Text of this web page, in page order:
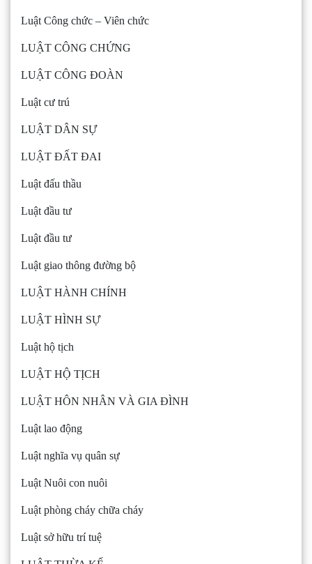
Luật Công chức – Viên chức
LUẬT CÔNG CHỨNG
LUẬT CÔNG ĐOÀN
Luật cư trú
LUẬT DÂN SỰ
LUẬT ĐẤT ĐAI
Luật đấu thầu
Luật đầu tư
Luật đầu tư
Luật giao thông đường bộ
LUẬT HÀNH CHÍNH
LUẬT HÌNH SỰ
Luật hộ tịch
LUẬT HỘ TỊCH
LUẬT HÔN NHÂN VÀ GIA ĐÌNH
Luật lao động
Luật nghĩa vụ quân sự
Luật Nuôi con nuôi
Luật phòng cháy chữa cháy
Luật sở hữu trí tuệ